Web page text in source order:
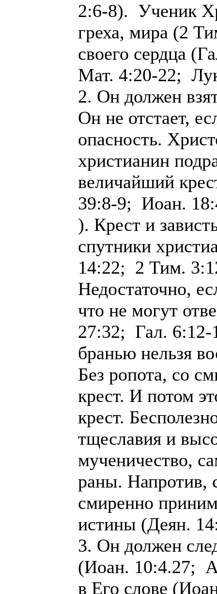
2:6-8). Ученик
греха, мира (2
своего сердца
Мат. 4:20-22;
2. Он должен
Он не отстает,
опасность.
христианин
величайший
39:8-9; Иоан.
). Крест и
спутники
14:22; 2 Тим.
Недостаточно,
что не могут
27:32; Гал. 6:12-
бранью нельзя
Без ропота, со
крест. И потом
крест.
тщеславия и
мученичество,
раны. Напротив,
смиренно
истины (Деян.
3. Он должен
(Иоан. 10:4.27;
в Его слове